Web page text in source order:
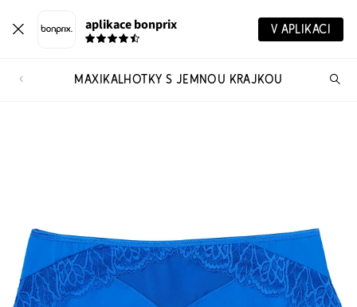
aplikace bonprix V APLIKACI
MAXIKALHOTKY S JEMNOU KRAJKOU